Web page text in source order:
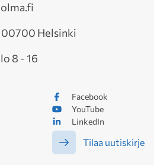
00700 Helsinki
8 - 16
Facebook
YouTube
LinkedIn
Tilaa uutiskirje